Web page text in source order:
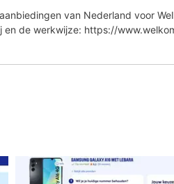
van Nederland voor
de werkwijze: https://